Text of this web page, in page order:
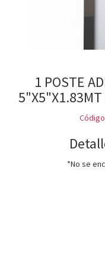
1 POSTE
5"X5"X1.83MT
*No se